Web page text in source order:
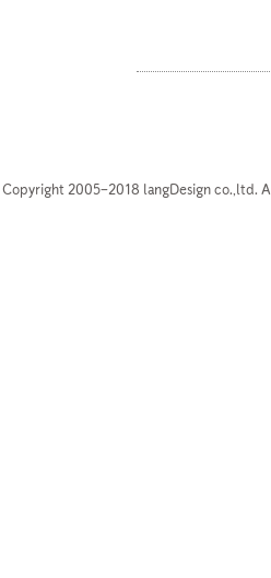
Copyright 2005–2018 langDesign co.,ltd.